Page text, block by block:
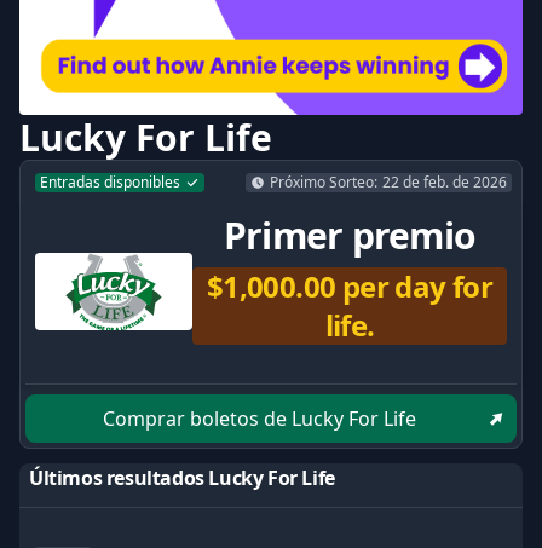
Lucky For Life
Entradas disponibles Próximo Sorteo: 22 de feb. de 2026
Primer premio
$1,000.00 per day for
life.
Comprar boletos de Lucky For Life
Últimos resultados Lucky For Life